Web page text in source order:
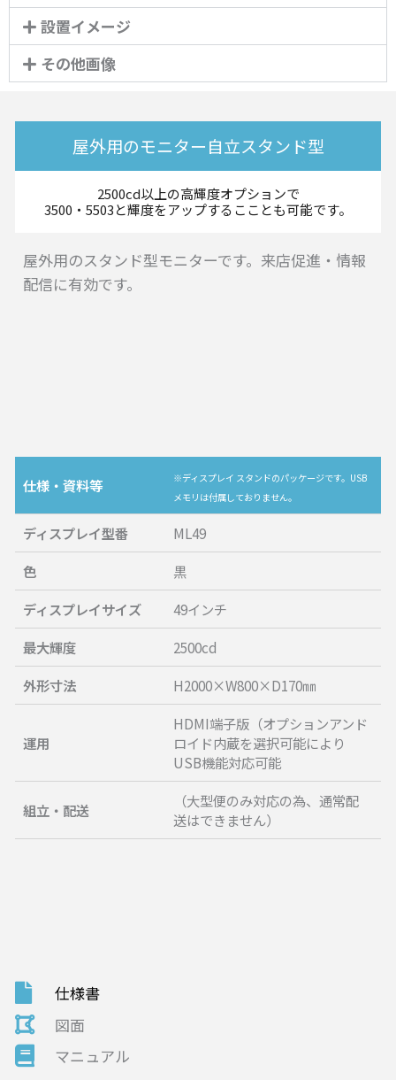
設置イメージ
その他画像
屋外用のモニター自立スタンド型
2500cd以上の高輝度オプションで
3500・5503と輝度をアップするこことも可能です。
屋外用のスタンド型モニターです。来店促進・情報
配信に有効です。
仕様・資料等
※ディスプレイ スタンドのパッケージです。USB
メモリは付属しておりません。
ディスプレイ型番
ML49
色
黒
ディスプレイサイズ
49インチ
最大輝度
2500cd
外形寸法
H2000×W800×D170㎜
運用
HDMI端子版（オプションアンド
ロイド内蔵を選択可能により
USB機能対応可能
組立・配送
（大型便のみ対応の為、通常配
送はできません）
仕様書
図面
マニュアル